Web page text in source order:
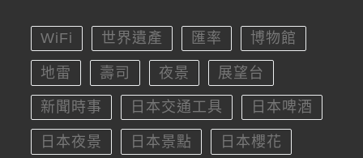
WiFi 世界遺產 匯率 博物館
地雷 壽司 夜景 展望台
新聞時事 日本交通工具 日本啤酒
日本夜景 日本景點 日本櫻花